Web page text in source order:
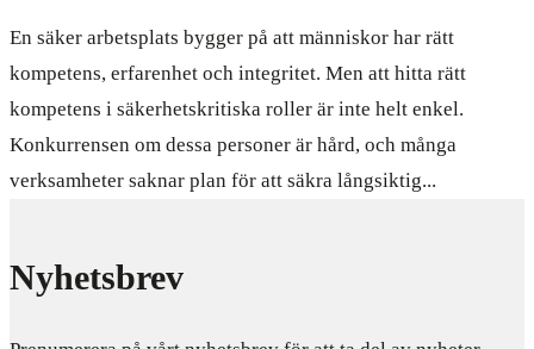
En säker arbetsplats bygger på att människor har rätt
kompetens, erfarenhet och integritet. Men att hitta rätt
kompetens i säkerhetskritiska roller är inte helt enkel.
Konkurrensen om dessa personer är hård, och många
verksamheter saknar plan för att säkra långsiktig...
Nyhetsbrev